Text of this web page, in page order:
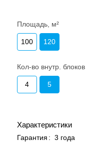
Площадь, м²
100 120
Кол-во внутр. блоков
4 5
Характеристики
Гарантия : 3 года